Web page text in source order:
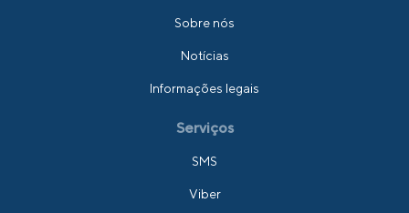
Sobre nós
Notícias
Informações legais
Serviços
SMS
Viber